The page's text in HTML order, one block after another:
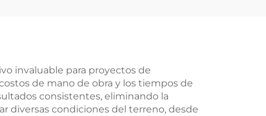
invaluable para proyectos de
de mano de obra y los tiempos de
consistentes, eliminando la
diversas condiciones del terreno, desde